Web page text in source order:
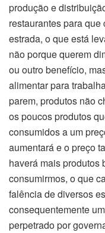
produção e
restaurantes para
estrada, o que está
não porque querem
ou outro benefício,
alimentar para
parem, produtos não
os poucos produtos
consumidos a um
aumentará e o preço
haverá mais produtos
consumirmos, o que
falência de diversos
consequentemente
perpetrado por